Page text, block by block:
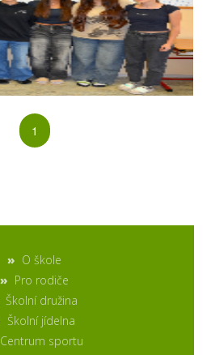
1
O škole
Pro rodiče
Školní družina
Školní jídelna
Centrum sportu